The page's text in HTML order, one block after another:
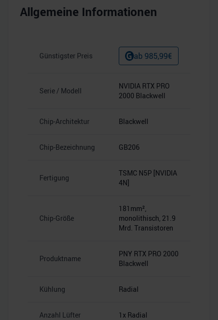
Allgemeine Informationen
Günstigster Preis ab 985,99€
Serie / Modell
NVIDIA RTX PRO
2000 Blackwell
Chip-Architektur Blackwell
Chip-Bezeichnung GB206
Fertigung
TSMC N5P [NVIDIA
4N]
Chip-Größe
181mm²,
monolithisch, 21.9
Mrd. Transistoren
Produktname
PNY RTX PRO 2000
Blackwell
Kühlung Radial
Anzahl Lüfter 1x Radial